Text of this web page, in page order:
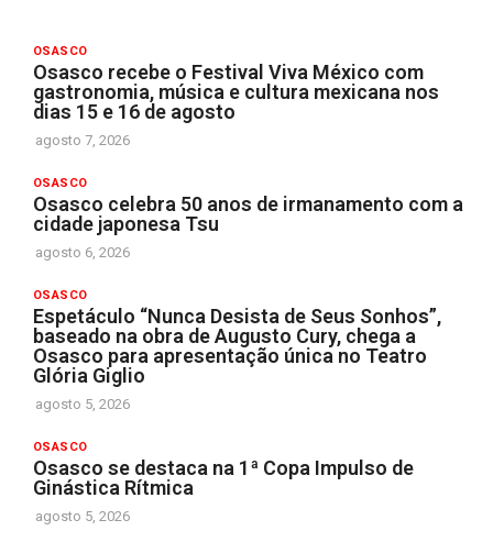
OSASCO
Osasco recebe o Festival Viva México com
gastronomia, música e cultura mexicana nos
dias 15 e 16 de agosto
agosto 7, 2026
OSASCO
Osasco celebra 50 anos de irmanamento com a
cidade japonesa Tsu
agosto 6, 2026
OSASCO
Espetáculo “Nunca Desista de Seus Sonhos”,
baseado na obra de Augusto Cury, chega a
Osasco para apresentação única no Teatro
Glória Giglio
agosto 5, 2026
OSASCO
Osasco se destaca na 1ª Copa Impulso de
Ginástica Rítmica
agosto 5, 2026